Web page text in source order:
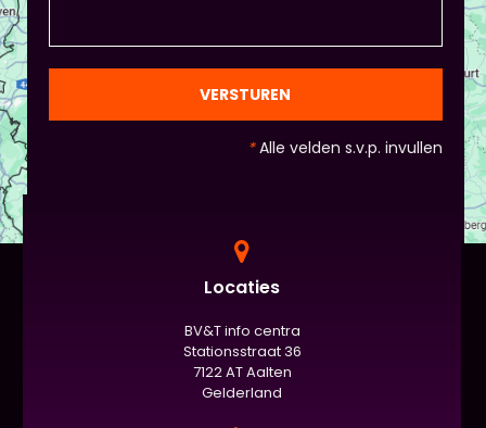
en die van Piet en vervolgens de deelnemers:
gezien de eindpresentaties van 5 minuten de
officiële/vaste werkvorm zijn. Voor beginners is het
nog met spiekbriefje). - Vergeet het
evaluatieformulier niet :)
VERSTUREN
*Alle velden s.v.p. invullen
Locaties
BV&T info centra
Stationsstraat 36
7122 AT Aalten
Gelderland